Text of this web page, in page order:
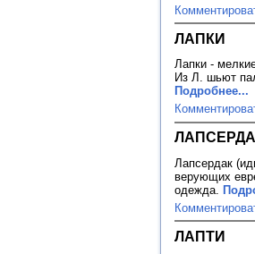
ЛАПКИ
Лапки -
Из Л. шьют
Подробнее...
Лапсердак
верующих
одежда.
ЛАПТИ